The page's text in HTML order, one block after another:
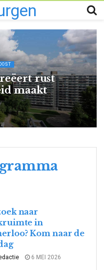
rust
maakt
naar
in
Kom naar de
6 MEI 2026